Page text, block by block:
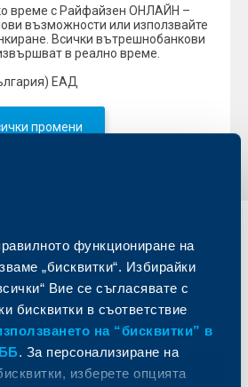
функциониране на
„бисквитки“. Избирайки
Вие се съгласявате с
бисквитки в съответствие
на “бисквитки” в
. За персонализиране на
изберете опцията
време с Райфайзен ОНЛАЙН –
възможности или използвайте
Всички вътрешнобанкови
в реално време.
ЕАД
промени
Бизнес
клиенти
Търговско финансиране
ПОС терминали
Пазари, инвестиционно банкиране